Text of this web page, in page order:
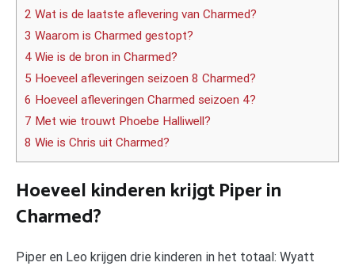
2 Wat is de laatste aflevering van Charmed?
3 Waarom is Charmed gestopt?
4 Wie is de bron in Charmed?
5 Hoeveel afleveringen seizoen 8 Charmed?
6 Hoeveel afleveringen Charmed seizoen 4?
7 Met wie trouwt Phoebe Halliwell?
8 Wie is Chris uit Charmed?
Hoeveel kinderen krijgt Piper in
Charmed?
Piper en Leo krijgen drie kinderen in het totaal: Wyatt